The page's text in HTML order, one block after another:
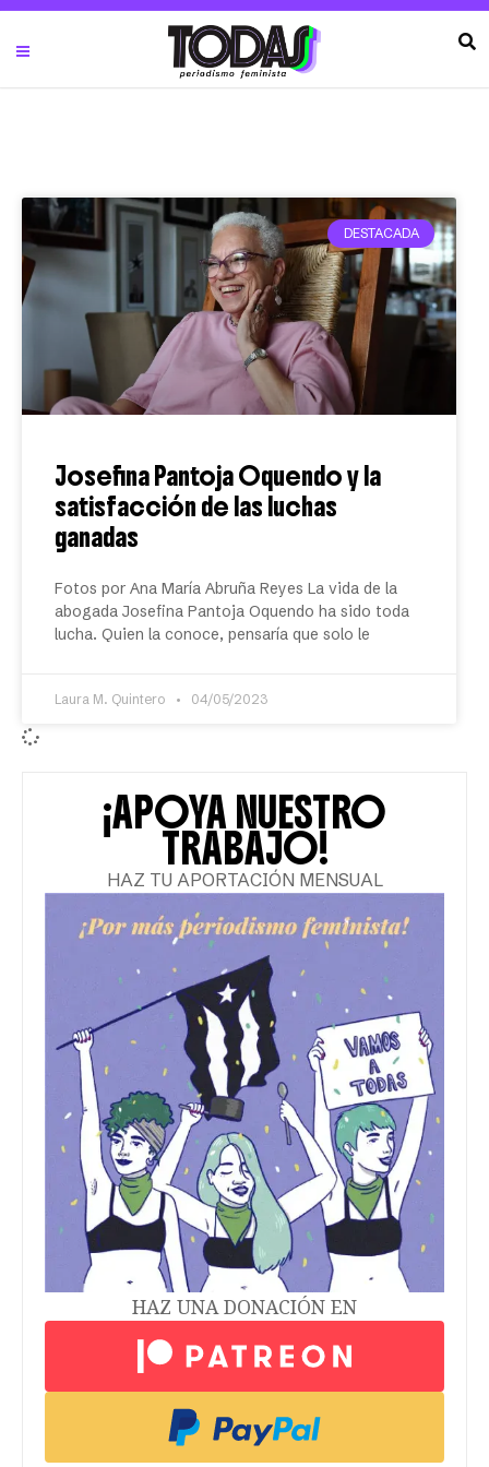
DESTACADA
Josefina Pantoja Oquendo y la
satisfacción de las luchas
ganadas
Fotos por Ana María Abruña Reyes La vida de la
abogada Josefina Pantoja Oquendo ha sido toda
lucha. Quien la conoce, pensaría que solo le
Laura M. Quintero 04/05/2023
¡APOYA NUESTRO
TRABAJO!
HAZ TU APORTACIÓN MENSUAL
HAZ UNA DONACIÓN EN